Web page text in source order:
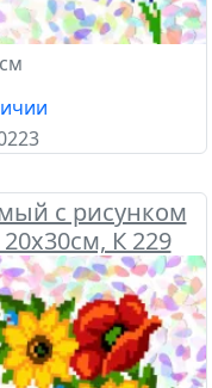
с рисунком
К 229